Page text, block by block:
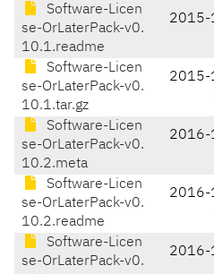
Software-Licen
se-OrLaterPack-v0.
10.1.readme
2015-
Software-Licen
se-OrLaterPack-v0.
10.1.tar.gz
2015-
Software-Licen
se-OrLaterPack-v0.
10.2.meta
2016-
Software-Licen
se-OrLaterPack-v0.
10.2.readme
2016-
Software-Licen
se-OrLaterPack-v0.
2016-